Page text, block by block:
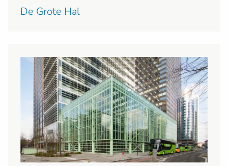
De Grote Hal